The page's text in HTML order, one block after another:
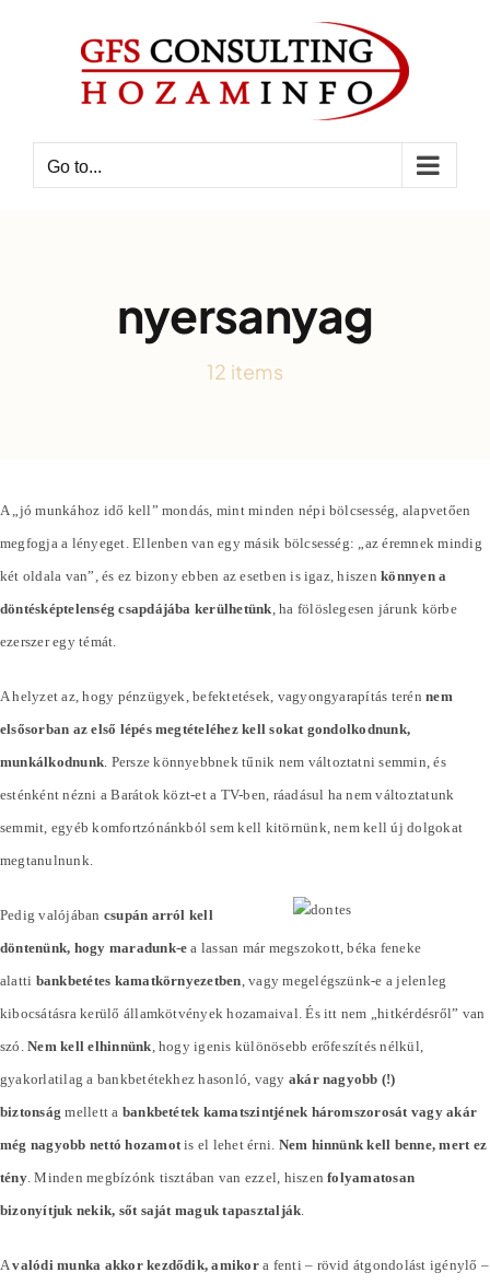
Go to...
nyersanyag
12 items
A „jó munkához idő kell” mondás, mint minden népi bölcsesség, alapvetően
megfogja a lényeget. Ellenben van egy másik bölcsesség: „az éremnek mindig
két oldala van”, és ez bizony ebben az esetben is igaz, hiszenkönnyen a
döntésképtelenség csapdájába kerülhetünk , ha fölöslegesen járunk körbe
ezerszer egy témát.
A helyzet az, hogy pénzügyek, befektetések, vagyongyarapítás terénnem
elsősorban az első lépés megtételéhez kell sokat gondolkodnunk,
munkálkodnunk . Persze könnyebbnek tűnik nem változtatni semmin, és
esténként nézni a Barátok közt-et a TV-ben, ráadásul ha nem változtatunk
semmit, egyéb komfortzónánkból sem kell kitörnünk, nem kell új dolgokat
megtanulnunk.
Pedig valójában csupán arról kell
döntenünk, hogy maradunk-e a lassan már megszokott, béka feneke
alatti bankbetétes kamatkörnyezetben , vagy megelégszünk-e a jelenleg
kibocsátásra kerülő államkötvények hozamaival. És itt nem „hitkérdésről” van
szó.Nem kell elhinnünk , hogy igenis különösebb erőfeszítés nélkül,
gyakorlatilag a bankbetétekhez hasonló, vagy akár nagyobb (!)
biztonság mellett a bankbetétek kamatszintjének háromszorosát vagy akár
még nagyobb nettó hozamotis el lehet érni. Nem hinnünk kell benne, mert ez
tény. Minden megbízónk tisztában van ezzel, hiszenfolyamatosan
bizonyítjuk nekik, sőt saját maguk tapasztalják
Avalódi munka akkor kezdődik, amikora fenti – rövid átgondolást igénylő –